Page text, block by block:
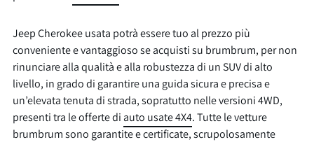
Jeep Cherokee usata potrà essere tuo al prezzo più
conveniente e vantaggioso se acquisti su brumbrum, per non
rinunciare alla qualità e alla robustezza di un SUV di alto
livello, in grado di garantire una guida sicura e precisa e
un’elevata tenuta di strada, sopratutto nelle versioni 4WD,
presenti tra le offerte di auto usate 4X4. Tutte le vetture
brumbrum sono garantite e certificate, scrupolosamente